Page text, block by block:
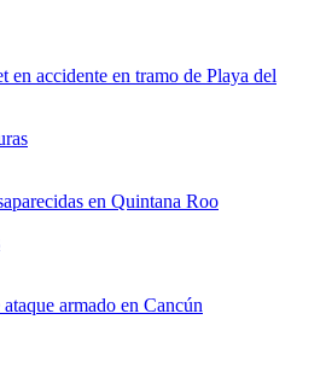
en accidente en tramo de Playa del
en Quintana Roo
armado en Cancún